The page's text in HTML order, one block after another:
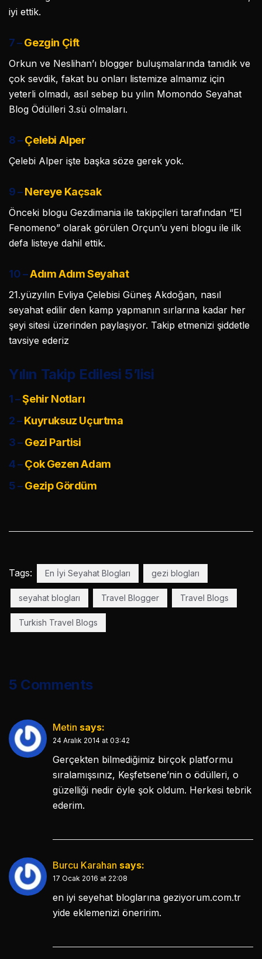
iyi ettik.
7 –Gezgin Çift
Orkun ve Neslihan’ı blogger buluşmalarında tanıdık ve
çok sevdik, fakat bu onları listemize almamız için
yeterli olmadı, asıl sebep bu yılın Momondo Seyahat
Blog Ödülleri 3.sü olmaları.
8 –Çelebi Alper
Çelebi Alper işte başka söze gerek yok.
9 –Nereye Kaçsak
Önceki blogu Gezdimania ile takipçileri tarafından “El
Fenomeno” olarak görülen Orçun’u yeni blogu ile ilk
defa listeye dahil ettik.
10 –Adım Adım Seyahat
21.yüzyılın Evliya Çelebisi Güneş Akdoğan, nasıl
seyahat edilir den kamp yapmanın sırlarına kadar her
şeyi sitesi üzerinden paylaşıyor. Takip etmenizi şiddetle
tavsiye ederiz
Yılın Takip Edilesi 5’lisi
1 –Şehir Notları
2 –Kuyruksuz Uçurtma
3 –Gezi Partisi
4 –Çok Gezen Adam
5 –Gezip Gördüm
Tags: En İyi Seyahat Blogları gezi blogları
seyahat blogları Travel Blogger Travel Blogs
Turkish Travel Blogs
5 Comments
Metin says:
24 Aralık 2014 at 03:42
Gerçekten bilmediğimiz birçok platformu
sıralamışsınız, Keşfetsene’nin o ödülleri, o
güzelliği nedir öyle şok oldum. Herkesi tebrik
ederim.
Burcu Karahan says:
17 Ocak 2016 at 22:08
en iyi seyehat bloglarına geziyorum.com.tr
yide eklemenizi öneririm.